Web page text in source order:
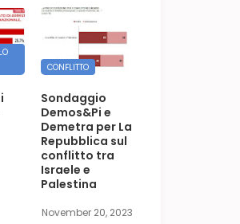
CONFLITTO
Sondaggio
Demos&Pi e
Demetra per La
Repubblica sul
conflitto tra
Israele e
Palestina
November 20, 2023